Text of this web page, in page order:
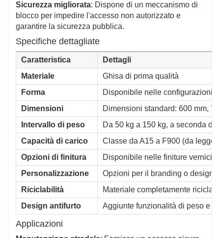
Sicurezza migliorata: Dispone di un meccanismo di
blocco per impedire l'accesso non autorizzato e
garantire la sicurezza pubblica.
Specifiche dettagliate
Caratteristica
Dettagli
Materiale
Ghisa di prima qualità
Forma
Disponibile nelle configurazioni
Dimensioni
Dimensioni standard: 600 mm,
Intervallo di peso
Da 50 kg a 150 kg, a seconda
Capacità di carico
Classe da A15 a F900 (da
Opzioni di finitura
Disponibile nelle finiture
Personalizzazione
Opzioni per il branding o design
Riciclabilità
Materiale completamente
Design antifurto
Aggiunte funzionalità di peso e
Applicazioni